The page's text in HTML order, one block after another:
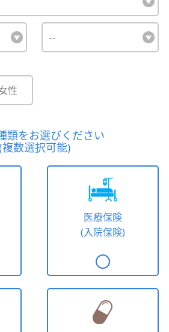
性
類をお選びください
(複数選択可能)
医療保険
(入院保険)